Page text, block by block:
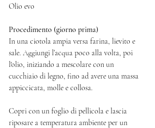
Olio evo
Procedimento (giorno prima)
In una ciotola ampia versa farina, lievito e
sale. Aggiungi l’acqua poco alla volta, poi
l'olio, iniziando a mescolare con un
cucchiaio di legno, fino ad avere una massa
appiccicata, molle e collosa.
Copri con un foglio di pellicola e lascia
riposare a temperatura ambiente per un